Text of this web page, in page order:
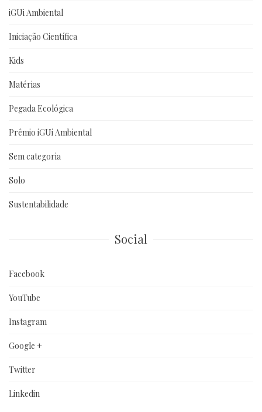
iGUi Ambiental
Iniciação Científica
Kids
Matérias
Pegada Ecológica
Prêmio iGUi Ambiental
Sem categoria
Solo
Sustentabilidade
Social
Facebook
YouTube
Instagram
Google +
Twitter
Linkedin